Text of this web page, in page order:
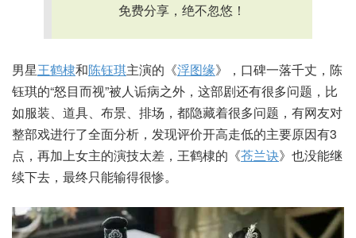
免费分享，绝不忽悠！
男星王鹤棣和陈钰琪主演的《浮图缘》，口碑一落千丈，陈
钰琪的“怒目而视”被人诟病之外，这部剧还有很多问题，比
如服装、道具、布景、排场，都隐藏着很多问题，有网友对
整部戏进行了全面分析，发现评价开高走低的主要原因有3
点，再加上女主的演技太差，王鹤棣的《苍兰诀》也没能继
续下去，最终只能输得很惨。